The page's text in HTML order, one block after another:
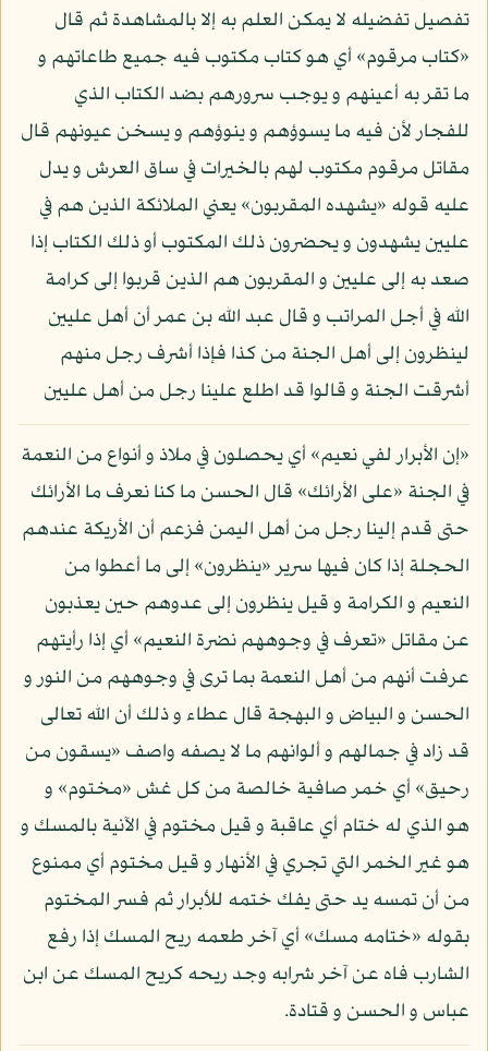
تفصيل تفضيله لا يمكن العلم به إلا بالمشاهدة ثم قال
«كتاب مرقوم» أي هو كتاب مكتوب فيه جميع طاعاتهم و
ما تقر به أعينهم و يوجب سرورهم بضد الكتاب الذي
للفجار لأن فيه ما يسوؤهم و ينوؤهم و يسخن عيونهم قال
مقاتل مرقوم مكتوب لهم بالخيرات في ساق العرش و يدل
عليه قوله «يشهده المقربون» يعني الملائكة الذين هم في
عليين يشهدون و يحضرون ذلك المكتوب أو ذلك الكتاب إذا
صعد به إلى عليين و المقربون هم الذين قربوا إلى كرامة
الله في أجل المراتب و قال عبد الله بن عمر أن أهل عليين
لينظرون إلى أهل الجنة من كذا فإذا أشرف رجل منهم
أشرقت الجنة و قالوا قد اطلع علينا رجل من أهل عليين
«إن الأبرار لفي نعيم» أي يحصلون في ملاذ و أنواع من النعمة
في الجنة «على الأرائك» قال الحسن ما كنا نعرف ما الأرائك
حتى قدم إلينا رجل من أهل اليمن فزعم أن الأريكة عندهم
الحجلة إذا كان فيها سرير «ينظرون» إلى ما أعطوا من
النعيم و الكرامة و قيل ينظرون إلى عدوهم حين يعذبون
عن مقاتل «تعرف في وجوههم نضرة النعيم» أي إذا رأيتهم
عرفت أنهم من أهل النعمة بما ترى في وجوههم من النور و
الحسن و البياض و البهجة قال عطاء و ذلك أن الله تعالى
قد زاد في جمالهم و ألوانهم ما لا يصفه واصف «يسقون من
رحيق» أي خمر صافية خالصة من كل غش «مختوم» و
هو الذي له ختام أي عاقبة و قيل مختوم في الآنية بالمسك و
هو غير الخمر التي تجري في الأنهار و قيل مختوم أي ممنوع
من أن تمسه يد حتى يفك ختمه للأبرار ثم فسر المختوم
بقوله «ختامه مسك» أي آخر طعمه ريح المسك إذا رفع
الشارب فاه عن آخر شرابه وجد ريحه كريح المسك عن ابن
عباس و الحسن و قتادة.